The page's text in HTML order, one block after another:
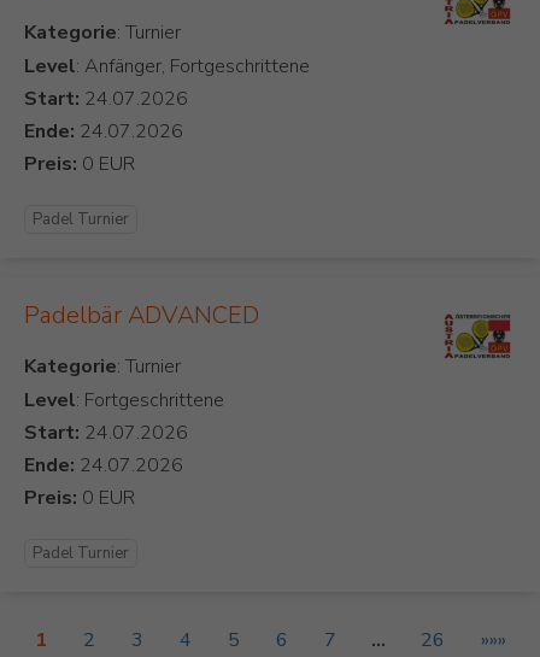
Kategorie
Level: Anfänger, Fortgeschrittene
Start:
Ende:
Preis:
Padel Turnier
Padelbär ADVANCED
Kategorie
Level: Fortgeschrittene
Start:
Ende:
Preis:
Padel Turnier
1 2 3 4 5 6 7 … 26 »»»